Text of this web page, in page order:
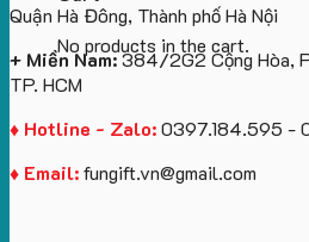
No products in the cart.
Quận Hà Đông, Thành phố Hà Nội
+ Miền Nam:384/2G2 Cộng Hòa,
TP. HCM
♦ Hotline - Zalo:0397.184.595 -
♦ Email:fungift.vn@gmail.com